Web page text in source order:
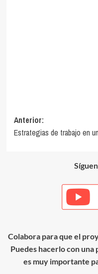
Navegación
de
Anterior:
Estrategias de trabajo en
Colabora para que el
Puedes hacerlo con
es muy importante